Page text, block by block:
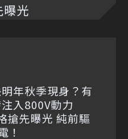
曝光
年秋季現身？有
入800V動力
搶先曝光 純前驅
！